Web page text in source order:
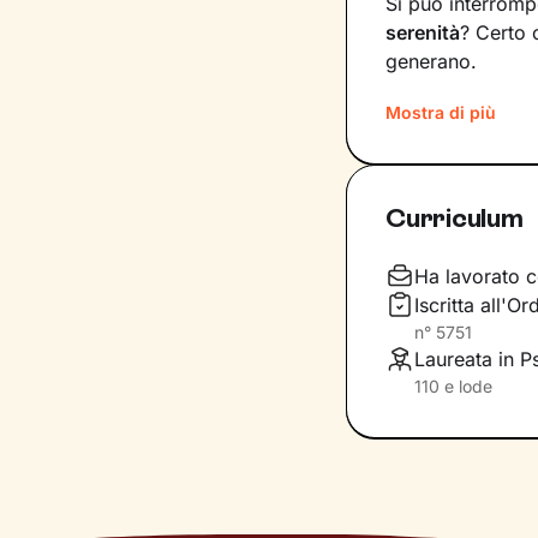
serenità? Certo
generano.
Il mio compito
vita. Ti
sono gli
fianco durante
determinazione
vetta: il tuo
Mostra di più
Curriculum
Ha lavorato
Iscritta
n° 5751
Laureata in
110 e lode